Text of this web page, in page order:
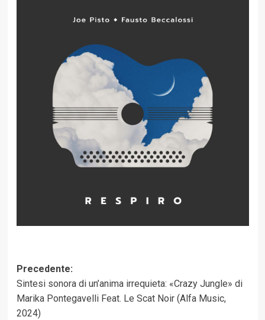
Navigazione
articolo
Precedente:
Sintesi sonora di un’anima irrequieta: «Crazy Jungle» di
Marika Pontegavelli Feat. Le Scat Noir (Alfa Music,
2024)